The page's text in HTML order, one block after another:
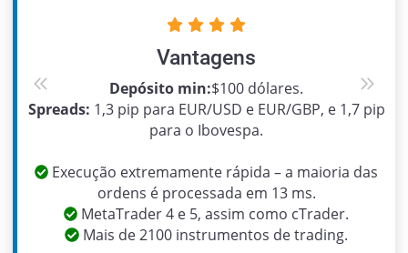
Vantagens
Depósito min:$100 dólares.
Spreads: 1,3 pip para EUR/USD e EUR/GBP, e 1,7 pip
para o Ibovespa.
Execução extremamente rápida – a maioria das
ordens é processada em 13 ms.
MetaTrader 4 e 5, assim como cTrader.
Mais de 2100 instrumentos de trading.
Previous Next